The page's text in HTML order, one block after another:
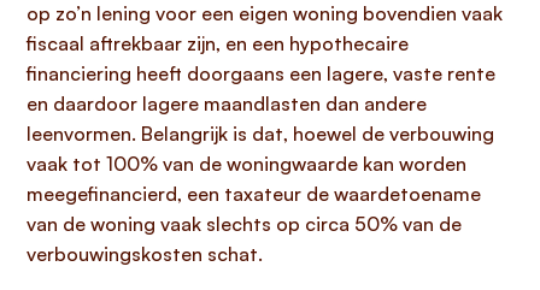
op zo’n lening voor een eigen woning bovendien vaak
fiscaal aftrekbaar zijn, en een hypothecaire
financiering heeft doorgaans een lagere, vaste rente
en daardoor lagere maandlasten dan andere
leenvormen. Belangrijk is dat, hoewel de verbouwing
vaak tot 100% van de woningwaarde kan worden
meegefinancierd, een taxateur de waardetoename
van de woning vaak slechts op circa 50% van de
verbouwingskosten schat.